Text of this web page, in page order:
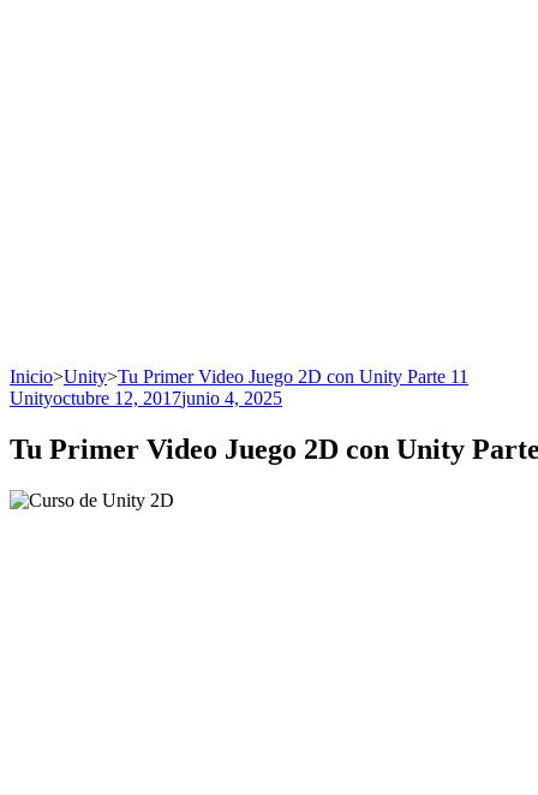
Inicio>Unity>Tu Primer Video Juego 2D con Unity Parte 11
Unityoctubre 12, 2017junio 4, 2025
Tu Primer Video Juego 2D con Unity